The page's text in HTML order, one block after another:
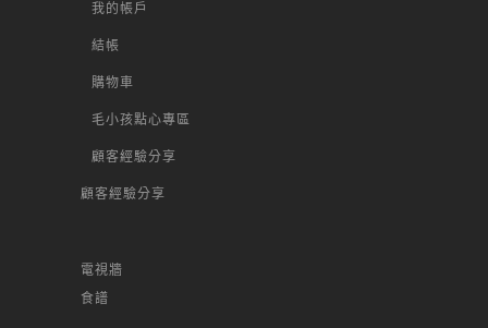
我的帳戶
結帳
購物車
毛小孩點心專區
顧客經驗分享
顧客經驗分享
電視牆
食譜